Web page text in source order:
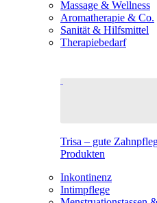
Massage & Wellness
Aromatherapie & Co.
Sanität & Hilfsmittel
Therapiebedarf
Trisa – gute
Produkten
Inkontinenz
Intimpflege